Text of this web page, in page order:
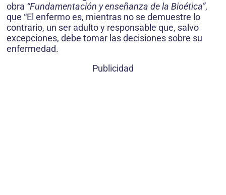
obra “Fundamentación y enseñanza de la Bioética”,
que “El enfermo es, mientras no se demuestre lo
contrario, un ser adulto y responsable que, salvo
excepciones, debe tomar las decisiones sobre su
enfermedad.
Publicidad